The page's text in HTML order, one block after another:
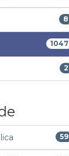
8
1047
2
59